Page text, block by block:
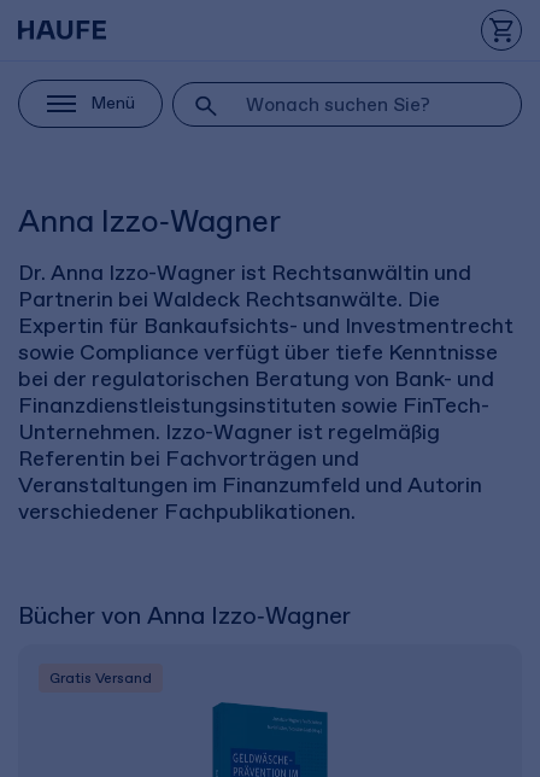
Menü
Anna Izzo‑Wagner
Dr. Anna Izzo-Wagner ist Rechtsanwältin und
Partnerin bei Waldeck Rechtsanwälte. Die
Expertin für Bankaufsichts- und Investmentrecht
sowie Compliance verfügt über tiefe Kenntnisse
bei der regulatorischen Beratung von Bank- und
Finanzdienstleistungsinstituten sowie FinTech-
Unternehmen. Izzo-Wagner ist regelmäßig
Referentin bei Fachvorträgen und
Veranstaltungen im Finanzumfeld und Autorin
verschiedener Fachpublikationen.
Bücher von Anna Izzo‑Wagner
Gratis Versand